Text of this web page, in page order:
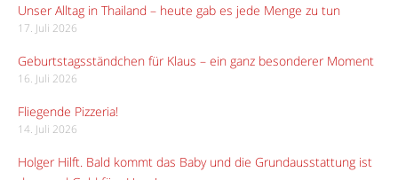
Unser Alltag in Thailand – heute gab es jede Menge zu tun
17. Juli 2026
Geburtstagsständchen für Klaus – ein ganz besonderer Moment
16. Juli 2026
Fliegende Pizzeria!
14. Juli 2026
Holger Hilft. Bald kommt das Baby und die Grundausstattung ist